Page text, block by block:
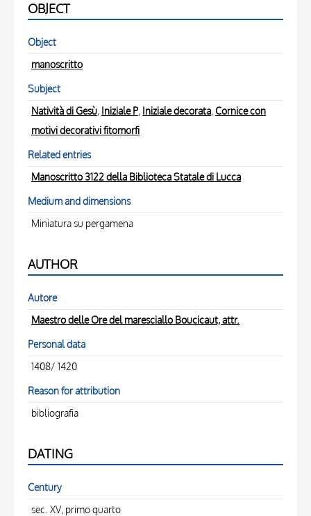
OBJECT
Object
manoscritto
Subject
Natività di Gesù, Iniziale P, Iniziale decorata,Cornice con
motivi decorativi fitomorfi
Related entries
Manoscritto 3122 della Biblioteca Statale di Lucca
Medium and dimensions
Miniatura su pergamena
AUTHOR
Autore
Maestro delle Ore del maresciallo Boucicaut, attr.
Personal data
1408/ 1420
Reason for attribution
bibliografia
DATING
Century
sec. XV, primo quarto